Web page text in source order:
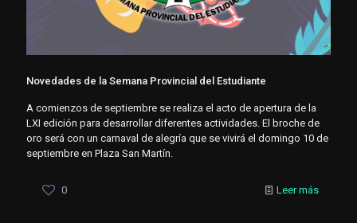
Novedades de la Semana Provincial del Estudiante
A comienzos de septiembre se realiza el acto de apertura de la
LXI edición para desarrollar diferentes actividades. El broche de
oro será con un carnaval de alegría que se vivirá el domingo 10 de
septiembre en Plaza San Martín.
0 Leer más